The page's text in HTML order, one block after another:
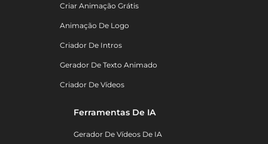
Criar Animação Grátis
Animação De Logo
Criador De Intros
Gerador De Texto Animado
Criador De Vídeos
Ferramentas De IA
Gerador De Vídeos De IA